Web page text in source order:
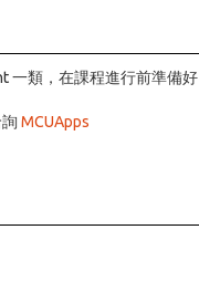
一類，在課程進行前準備好
MCUApps